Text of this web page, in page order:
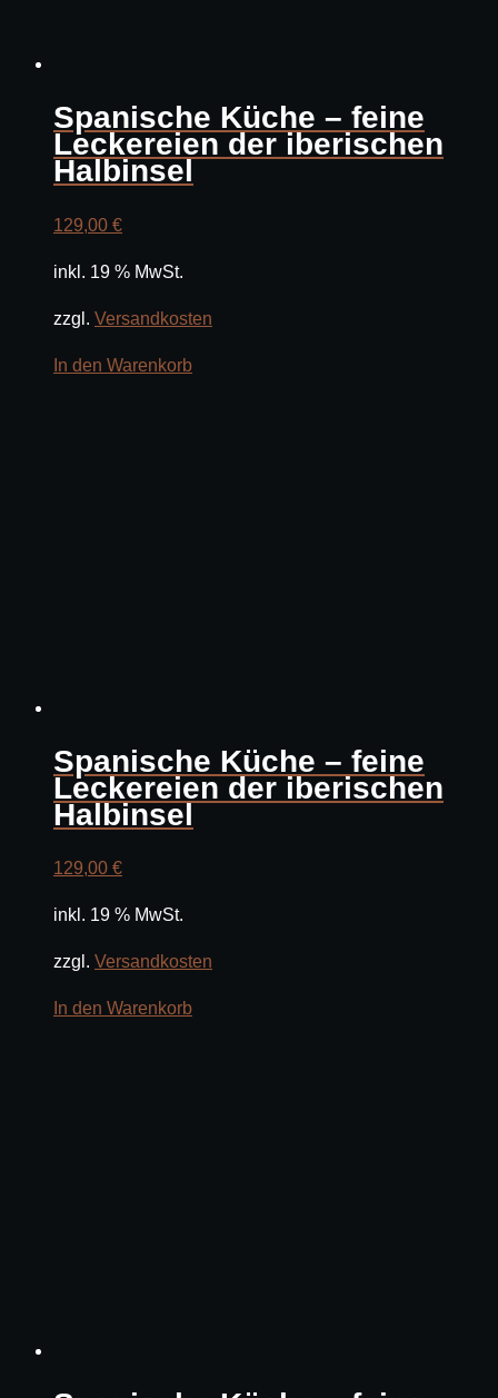
Spanische Küche – feine
Leckereien der iberischen
Halbinsel
129,00 €
inkl. 19 % MwSt.
zzgl. Versandkosten
In den Warenkorb
Spanische Küche – feine
Leckereien der iberischen
Halbinsel
129,00 €
inkl. 19 % MwSt.
zzgl. Versandkosten
In den Warenkorb